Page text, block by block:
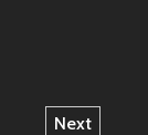
Next